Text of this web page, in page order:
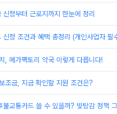
신청부터 근로지까지 한눈에 정리
신청 조건과 혜택 총정리 (개인사업자 필
, 메가팩토리 약국 이렇게 다릅니다!
조금, 지금 확인할 지원 조건은?
불교통카드 쓸 수 있을까? 빚탕감 정책